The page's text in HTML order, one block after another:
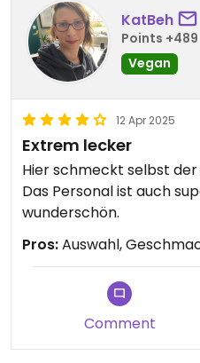
KatBeh
Points +489
Vegan
12 Apr 2025
Extrem lecker
Hier schmeckt selbst der
Das Personal ist auch
wunderschön.
Pros:Auswahl,
Comment